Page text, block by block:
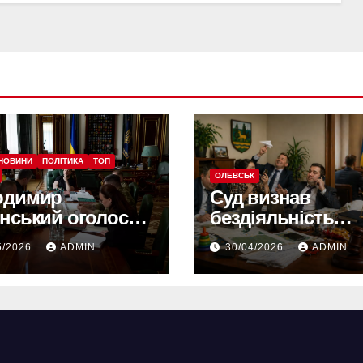
ПОЛІТИКА
ТОП
оголосив
реформу
що зміниться
червня
2026 ADMIN
ОЛЕВСЬК
Суд визнав
бездіяльність
Олевської
та зобов’язав
порушення
30/04/2026 ADMIN